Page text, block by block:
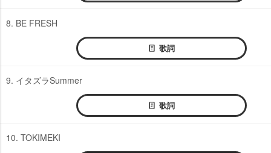
8. BE FRESH
歌詞
9. イタズラSummer
歌詞
10. TOKIMEKI